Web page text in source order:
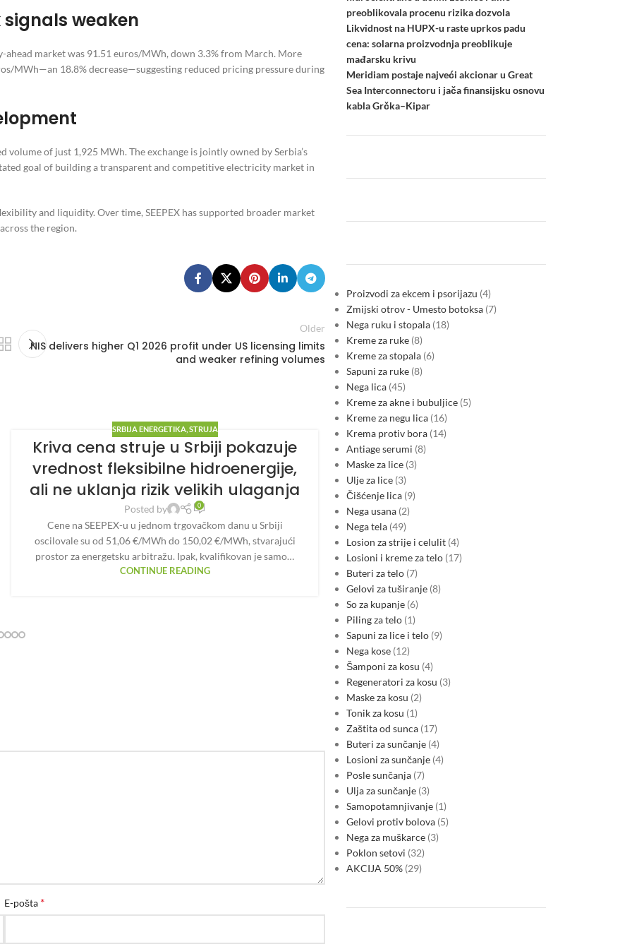
weaken
market was 91.51 euros/MWh, down 3.3% from March. More
MWh—an 18.8% decrease—suggesting reduced pricing pressure during
of just 1,925 MWh. The exchange is jointly owned by Serbia’s
goal of building a transparent and competitive electricity market in
and liquidity. Over time, SEEPEX has supported broader market
the region.
Older
NIS delivers higher Q1 2026 profit under US licensing limits
and weaker refining volumes
SRBIJA ENERGETIKA, STRUJA
Kriva cena struje u Srbiji pokazuje
vrednost fleksibilne hidroenergije,
ali ne uklanja rizik velikih ulaganja
Posted by 0
Cene na SEEPEX-u u jednom trgovačkom danu u Srbiji
oscilovale su od 51,06 €/MWh do 150,02 €/MWh, stvarajući
prostor za energetsku arbitražu. Ipak, kvalifikovan je samo…
CONTINUE READING
SRBIJA ENERGETIKA
Srbija prelazi iz izvoza u uvoz
struje: rast potrošnje i regionalne
cene pojačavaju pritisak na tržište
Srbija je u 26. nedelji (22–28. jun 2026.) postala marginalni
neto uvoznik električne energije, nakon što je prethodno bila
neto izvoznik. Promena je povezana sa rastom…
E-pošta *
preoblikovala procenu rizika dozvola
Likvidnost na HUPX-u raste uprkos padu
cena: solarna proizvodnja preoblikuje
mađarsku krivu
Meridiam postaje najveći akcionar u Great
Sea Interconnectoru i jača finansijsku osnovu
kabla Grčka–Kipar
Proizvodi za ekcem i psorijazu 4
Zmijski otrov - Umesto botoksa 7
Nega ruku i stopala 18
Kreme za ruke 8
Kreme za stopala 6
Sapuni za ruke 8
Nega lica 45
Kreme za akne i bubuljice 5
Kreme za negu lica 16
Krema protiv bora 14
Antiage serumi 8
Maske za lice 3
Ulje za lice 3
Čišćenje lica 9
Nega usana 2
Nega tela 49
Losion za strije i celulit 4
Losioni i kreme za telo 17
Buteri za telo 7
Gelovi za tuširanje 8
So za kupanje 6
Piling za telo 1
Sapuni za lice i telo 9
Nega kose 12
Šamponi za kosu 4
Regeneratori za kosu 3
Maske za kosu 2
Tonik za kosu 1
Zaštita od sunca 17
Buteri za sunčanje 4
Losioni za sunčanje 4
Posle sunčanja 7
Ulja za sunčanje 3
Samopotamnjivanje 1
Gelovi protiv bolova 5
Nega za muškarce 3
Poklon setovi 32
AKCIJA 50% 29